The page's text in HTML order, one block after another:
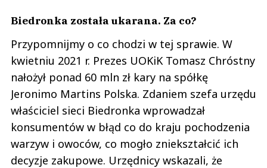
Biedronka została ukarana. Za co?
Przypomnijmy o co chodzi w tej sprawie. W
kwietniu 2021 r. Prezes UOKiK Tomasz Chróstny
nałożył ponad 60 mln zł kary na spółkę
Jeronimo Martins Polska. Zdaniem szefa urzędu
właściciel sieci Biedronka wprowadzał
konsumentów w błąd co do kraju pochodzenia
warzyw i owoców, co mogło zniekształcić ich
decyzje zakupowe. Urzędnicy wskazali, że